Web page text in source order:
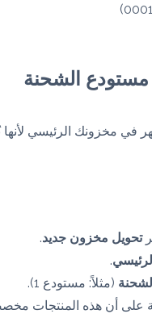
في مخزونك الرئيسي
تحويل مخزون جديد.
.
(مثلاً: مستودع 1).
على أن هذه المنتجات